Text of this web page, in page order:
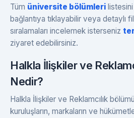
Tüm üniversite bölümleri
bağlantıya tıklayabilir veya detaylı
sıralamaları incelemek isterseniz
ziyaret edebilirsiniz.
Halkla İlişkiler ve
Nedir?
Halkla İlişkiler ve Reklamcılık
kuruluşların, markaların ve